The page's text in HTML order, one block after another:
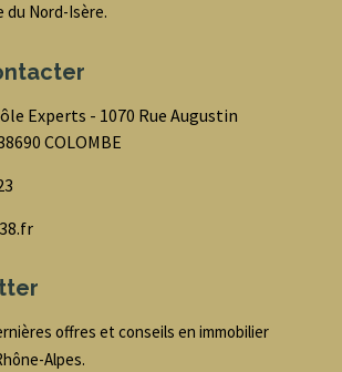
du Nord-Isère.
Experts - 1070 Rue Augustin
COLOMBE
offres et conseils en immobilier
Alpes.